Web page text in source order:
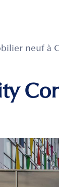
neuf à